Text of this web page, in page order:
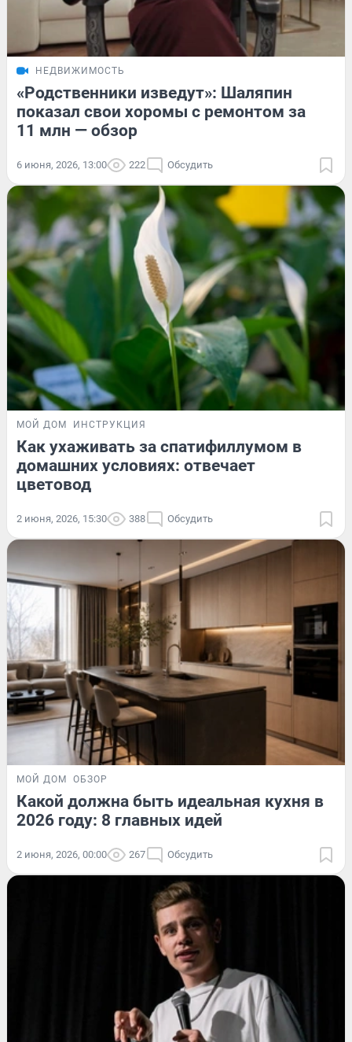
НЕДВИЖИМОСТЬ
«Родственники изведут»: Шаляпин
показал свои хоромы с ремонтом за
11 млн — обзор
6 июня, 2026, 13:00 222 Обсудить
МОЙ ДОМ ИНСТРУКЦИЯ
Как ухаживать за спатифиллумом в
домашних условиях: отвечает
цветовод
2 июня, 2026, 15:30 388 Обсудить
МОЙ ДОМ ОБЗОР
Какой должна быть идеальная кухня в
2026 году: 8 главных идей
2 июня, 2026, 00:00 267 Обсудить